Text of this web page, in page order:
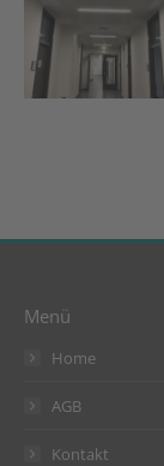
Menü
Home
AGB
Kontakt